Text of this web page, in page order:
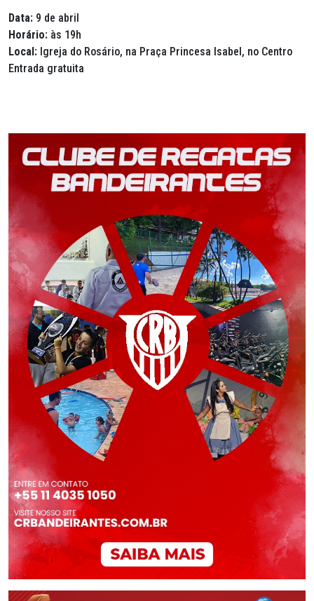
Data: 9 de abril
Horário: às 19h
Local: Igreja do Rosário, na Praça Princesa Isabel, no Centro
Entrada gratuita